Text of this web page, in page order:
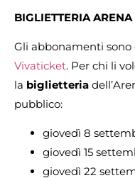
BIGLIETTERIA
Gli abbonamenti
Vivaticket. Per chi li
la biglietteria
pubblico:
giovedì 8
giovedì 15
giovedì 22